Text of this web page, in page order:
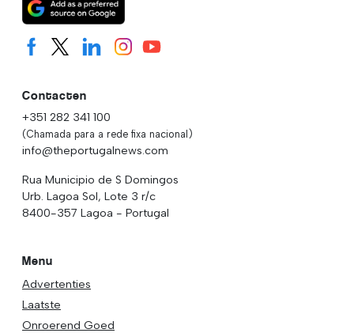
Contacten
+351 282 341 100
(Chamada para a rede fixa nacional)
info@theportugalnews.com
Rua Municipio de S Domingos
Urb. Lagoa Sol, Lote 3 r/c
8400-357 Lagoa - Portugal
Menu
Advertenties
Laatste
Onroerend Goed